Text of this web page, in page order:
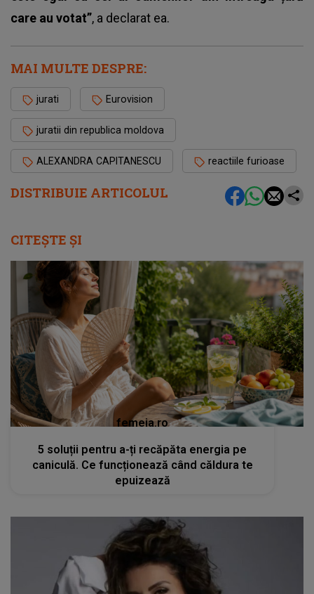
DISTRIBUIE ARTICOLUL
care au votat”, a declarat ea.
MAI MULTE DESPRE:
jurati Eurovision
juratii din republica moldova
ALEXANDRA CAPITANESCU reactiile furioase
CITEȘTE ȘI
femeia.ro
5 soluții pentru a-ți recăpăta energia pe
caniculă. Ce funcționează când căldura te
epuizează